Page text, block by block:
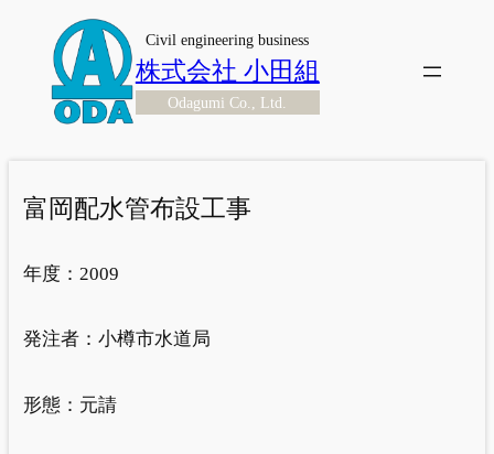
プ
Civil engineering business
株式会社 小田組
Odagumi Co., Ltd.
富岡配水管布設工事
年度： 2009
発注者：小樽市水道局
形態： 元請